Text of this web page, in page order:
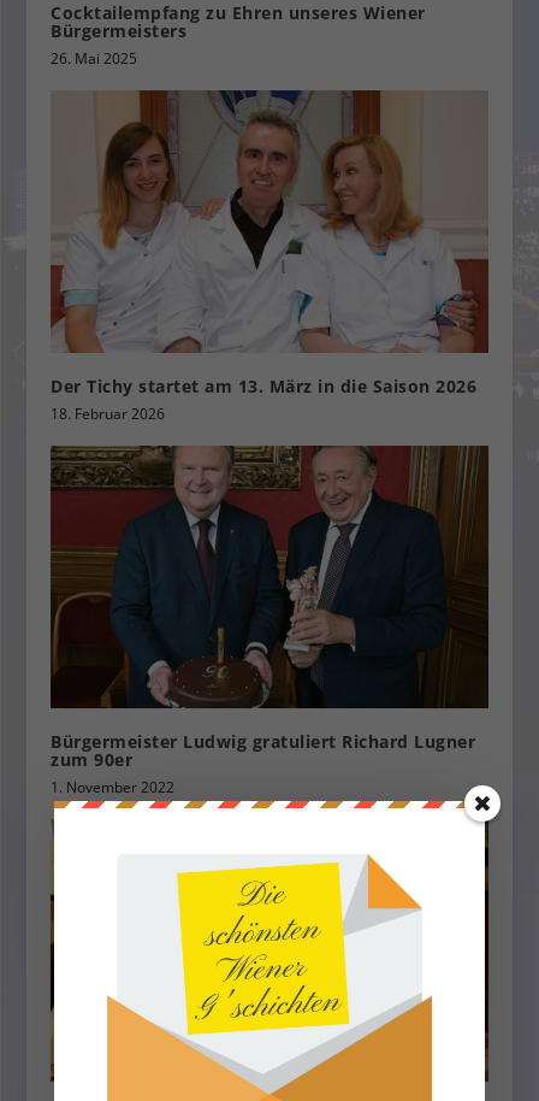
Cocktailempfang zu Ehren unseres Wiener
Bürgermeisters
26. Mai 2025
Der Tichy startet am 13. März in die Saison 2026
18. Februar 2026
Bürgermeister Ludwig gratuliert Richard Lugner
zum 90er
1. November 2022